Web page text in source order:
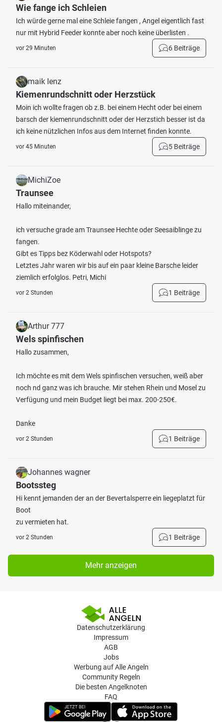
Wie fange ich Schleien
Ich würde gerne mal eine Schleie fangen , Angel eigentlich fast
nur mit Hybrid Feeder konnte aber noch keine überlisten .
vor 29 Minuten 6 Beiträge
maik lenz
Kiemenrundschnitt oder Herzstück
Moin ich wollte fragen ob z.B. bei einem Hecht oder bei einem
barsch der kiemenrundschnitt oder der Herzstich besser ist da
ich keine nützlichen Infos aus dem Internet finden konnte.
vor 45 Minuten 5 Beiträge
MichiZoe
Traunsee
Hallo miteinander,
ich versuche grade am Traunsee Hechte oder Seesaiblinge zu
fangen.
Gibt es Tipps bez Köderwahl oder Hotspots?
Letztes Jahr waren wir bis auf ein paar kleine Barsche leider
ziemlich erfolglos. Petri, Michi
vor 2 Stunden 1 Beiträge
Arthur 777
Wels spinfischen
Hallo zusammen,
Ich möchte es mit dem Wels spinfischen versuchen, weiß aber
noch nd ganz was ich brauche. Mir stehen Rhein und Mosel zu
Verfügung und mein Budget liegt bei max. 200-250€.
Danke
vor 2 Stunden 1 Beiträge
Johannes wagner
Bootssteg
Hi kennt jemanden der an der Bevertalsperre ein liegeplatzt für
Boot
zu vermieten hat.
vor 2 Stunden 1 Beiträge
Mehr anzeigen
Datenschutzerklärung
Impressum
AGB
Jobs
Werbung auf Alle Angeln
Community Regeln
Die besten Angelknoten
FAQ